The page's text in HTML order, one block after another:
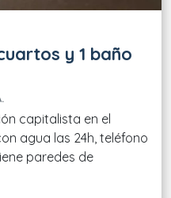
y 1 baño
capitalista en el
agua las 24h, teléfono
paredes de